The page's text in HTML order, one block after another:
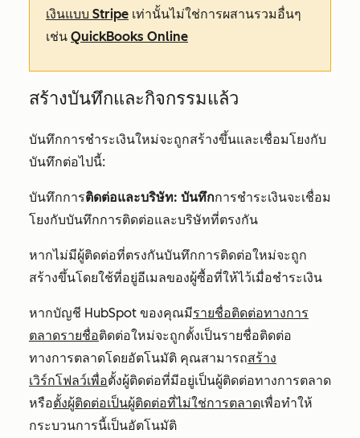
เงินแบบ Stripe เท่านั้นไม่ใช่การผสานรวมอื่นๆ
เช่น QuickBooks Online
สร้างบันทึกและกิจกรรมแล้ว
บันทึกการชำระเงินใหม่จะถูกสร้างขึ้นและเชื่อมโยงกับ
บันทึกต่อไปนี้:
บันทึกการติดต่อและบริษัท: บันทึกการชำระเงินจะเชื่อม
โยงกับบันทึกการติดต่อและบริษัทที่ตรงกัน
หากไม่มีผู้ติดต่อที่ตรงกันบันทึกการติดต่อใหม่จะถูก
สร้างขึ้นโดยใช้ที่อยู่อีเมลของผู้ซื้อที่ให้ไว้เมื่อชำระเงิน
หากบัญชี HubSpot ของคุณมีรายชื่อติดต่อทางการ
ตลาดรายชื่อติดต่อใหม่จะถูกตั้งเป็นรายชื่อติดต่อ
ทางการตลาดโดยอัตโนมัติ คุณสามารถสร้าง
เวิร์กโฟลว์เพื่อตั้งผู้ติดต่อที่มีอยู่เป็นผู้ติดต่อทางการตลาด
หรือตั้งผู้ติดต่อเป็นผู้ติดต่อที่ไม่ใช่การตลาดเพื่อทำให้
กระบวนการนี้เป็นอัตโนมัติ